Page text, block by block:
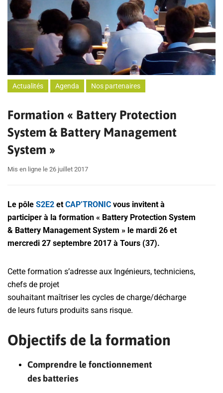
Actualités Agenda Nos partenaires
Formation « Battery Protection
System & Battery Management
System »
Mis en ligne le 26 juillet 2017
Le pôle S2E2 et CAP’TRONIC vous invitent à
participer à la formation « Battery Protection System
& Battery Management System » le mardi 26 et
mercredi 27 septembre 2017 à Tours (37).
Cette formation s’adresse aux Ingénieurs, techniciens,
chefs de projet
souhaitant maîtriser les cycles de charge/décharge
de leurs futurs produits sans risque.
Objectifs de la formation
Comprendre le fonctionnement
des batteries